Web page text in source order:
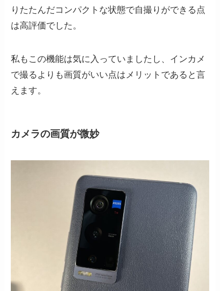
りたたんだコンパクトな状態で自撮りができる点
は高評価でした。
私もこの機能は気に入っていましたし、インカメ
で撮るよりも画質がいい点はメリットであると言
えます。
カメラの画質が微妙